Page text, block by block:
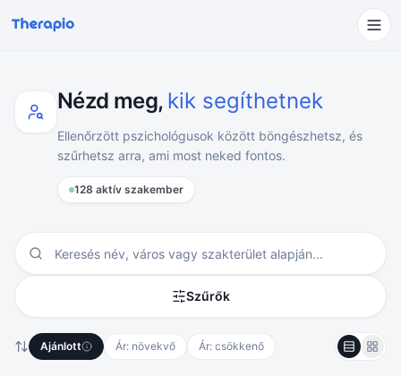
Nézd meg, kik segíthetnek
Ellenőrzött pszichológusok között böngészhetsz, és
szűrhetsz arra, ami most neked fontos.
128 aktív szakember
Szűrők
Ajánlott Ár: növekvő Ár: csökkenő